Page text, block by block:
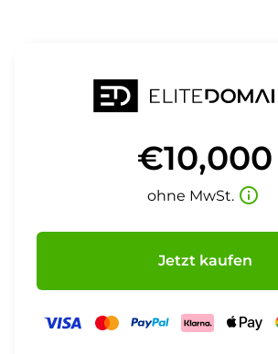
€10,000
ohne MwSt. info_outline
Jetzt kaufen